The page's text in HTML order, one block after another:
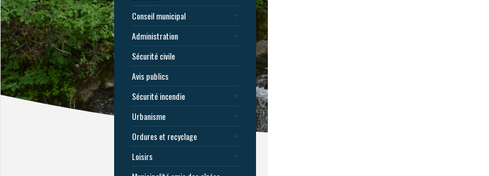
Conseil municipal
Administration
Sécurité civile
Avis publics
Sécurité incendie
Urbanisme
Ordures et recyclage
Loisirs